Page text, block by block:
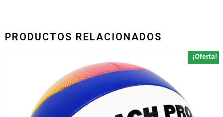
PRODUCTOS RELACIONADOS
¡Oferta!